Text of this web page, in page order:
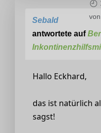
von
Sebald
antwortete auf
Hallo Eckhard,
das ist natürlich
sagst!